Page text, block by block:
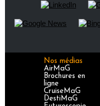
Nos médias
AirMaG
Brochures en
ligne
CruiseMaG
DestiMaG